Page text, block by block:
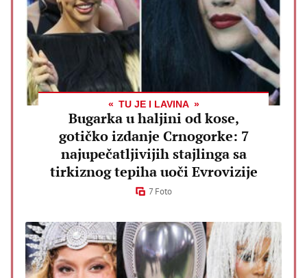
TU JE I LAVINA
Bugarka u haljini od kose,
gotičko izdanje Crnogorke: 7
najupečatljivijih stajlinga sa
tirkiznog tepiha uoči Evrovizije
7 Foto